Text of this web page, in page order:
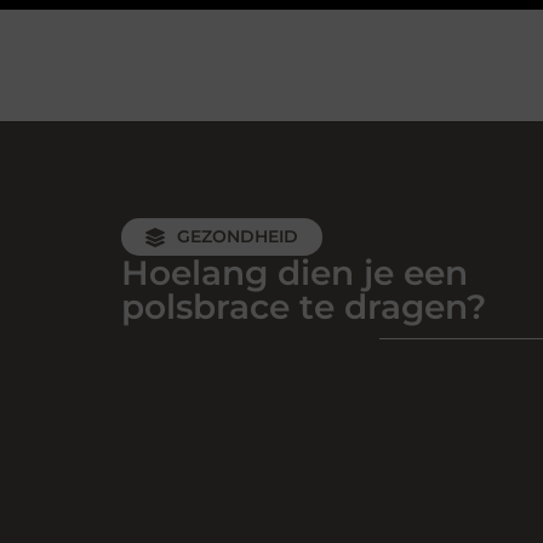
GEZONDHEID
Hoelang dien je een
polsbrace te dragen?